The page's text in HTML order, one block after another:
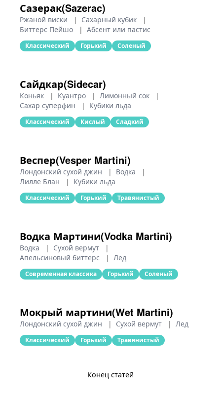
Сазерак(Sazerac)
Ржаной виски | Сахарный кубик
|
Биттерс Пейшо
| Абсент или пастис
Классический Горький Соленый
Сайдкар(Sidecar)
Коньяк | Куантро | Лимонный сок
|
Сахар суперфин
| Кубики льда
Классический Кислый Сладкий
Веспер(Vesper Martini)
Лондонский сухой джин | Водка
|
Лилле Блан
| Кубики льда
Классический Горький Травянистый
Водка Мартини(Vodka Martini)
Водка | Сухой вермут
|
Апельсиновый биттерс
| Лед
Современная классика Горький Соленый
Мокрый мартини(Wet Martini)
Лондонский сухой джин | Сухой вермут | Лед
Классический Горький Травянистый
Конец статей